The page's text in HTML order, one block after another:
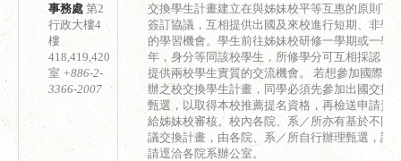
事務處 第2
行政大樓4
樓
418,419,420
室 +886-2-
3366-2007
交換學生計畫建立在與姊妹校平等互惠的原則下
簽訂協議，互相提供出國及來校進行短期、非學
的學習機會。學生前往姊妹校研修一學期或一學
年，身分等同該校學生，所修學分可互相採認，
提供兩校學生實質的交流機會。 若想參加國際處
辦之校交換學生計畫，同學必須先參加出國交換
甄選，以取得本校推薦提名資格，再檢送申請資
給姊妹校審核。校內各院、系／所亦有基於不同
議交換計畫，由各院、系／所自行辦理甄選，詳
請逕洽各院系辦公室。